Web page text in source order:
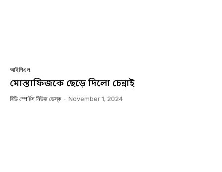
আইপিএল
মোস্তাফিজকে ছেড়ে দিলো চেন্নাই
বিডি স্পোর্টস নিউজ ডেস্ক - November 1, 2024